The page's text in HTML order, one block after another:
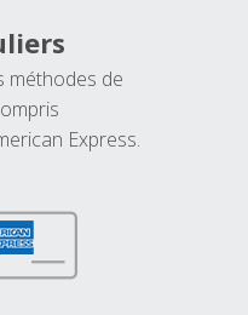
méthodes de
Express.